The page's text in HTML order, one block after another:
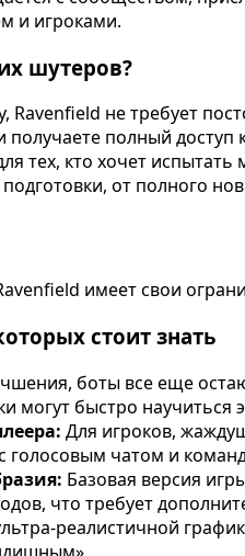
и игроками.
шутеров?
Ravenfield не требует
полный доступ
тех, кто хочет
от полного
имеет свои
стоит знать
боты все еще
могут быстро
Для игроков,
чатом и
Базовая версия
что требует
реалистичной